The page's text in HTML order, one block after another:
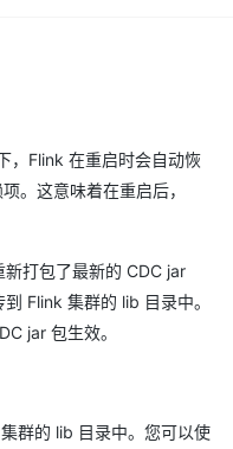
，Flink 在重启时会自动恢
。这意味着在重启后，
打包了最新的 CDC jar
Flink 集群的 lib 目录中。
jar 包生效。
群的 lib 目录中。您可以使